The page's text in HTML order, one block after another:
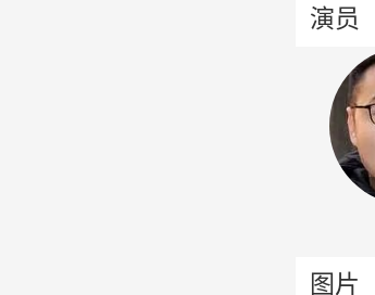
演员
图片